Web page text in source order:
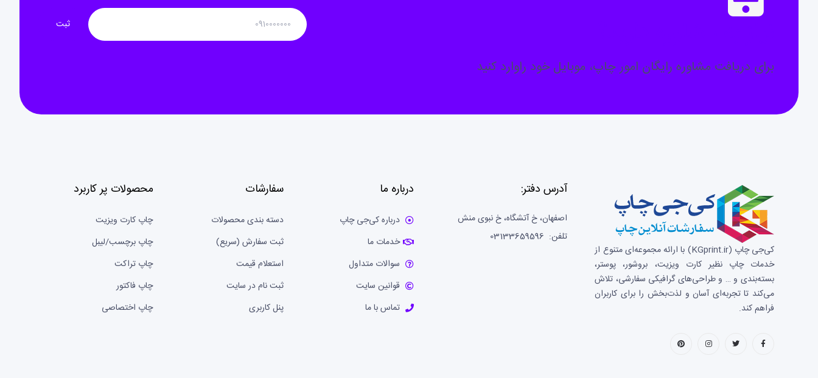
برای دریافت مشاوره رایگان امور چاپ، موبایل خود راوارد کنید
کی‌جی چاپ (KGprint.ir)
با ارائه مجموعه‌ای متنوع از
خدمات چاپ نظیر کارت ویزیت، بروشور، پوستر،
بسته‌بندی و … و طراحی‌های گرافیکی سفارشی، تلاش
می‌کند تا تجربه‌ای آسان و لذت‌بخش را برای کاربران
فراهم کند.
آدرس دفتر:
اصفهان، خ آتشگاه، خ نبوی منش
تلفن: 03133659596
درباره ما
درباره کی‌جی چاپ
خدمات ما
سوالات متداول
قوانین سایت
تماس با ما
سفارشات
دسته بندی محصولات
ثبت سفارش (سریع)
استعلام قیمت
ثبت نام در سایت
پنل کاربری
محصولات پر کاربرد
چاپ کارت ویزیت
چاپ برچسب/لیبل
چاپ تراکت
چاپ فاکتور
چاپ اختصاصی